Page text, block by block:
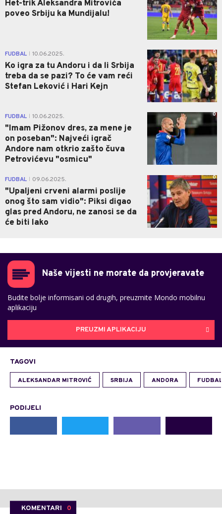
Het-trik Aleksandra Mitrovića
poveo Srbiju ka Mundijalu!
FUDBAL 10.06.2025.
Ko igra za tu Andoru i da li Srbija
treba da se pazi? To će vam reći
Stefan Leković i Hari Kejn
0
FUDBAL 10.06.2025.
"Imam Pižonov dres, za mene je
on poseban": Najveći igrač
Andore nam otkrio zašto čuva
Petrovićevu "osmicu"
0
FUDBAL 09.06.2025.
"Upaljeni crveni alarmi poslije
onog što sam vidio": Piksi digao
glas pred Andoru, ne zanosi se da
će biti lako
0
Naše vijesti ne morate da provjeravate
Budite bolje informisani od drugih, preuzmite Mondo mobilnu
aplikaciju
PREUZMI APLIKACIJU
TAGOVI
ALEKSANDAR MITROVIĆ SRBIJA ANDORA
PODIJELI
KOMENTARI 0